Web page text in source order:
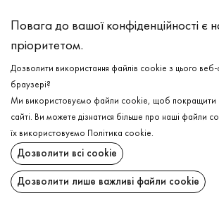
Поліестер - 100%
Прання в холодній воді (до 30 ° C)
Відбілювання заборонено
Щадна хімчистка
Не можна віджимати і сушити в
ДОСТАВКА
ПОВЕРНЕННЯ
Повага до вашої конфіденційності є
пріоритетом.
Дозволити використання файлів cookie з цього веб-
браузері?
Ми використовуємо файли cookie, щоб покращити
сайті. Ви можете дізнатися більше про наші файли
їх використовуємо
Політика cookie.
Дозволити всі cookie
Дозволити лише важливі файли cookie